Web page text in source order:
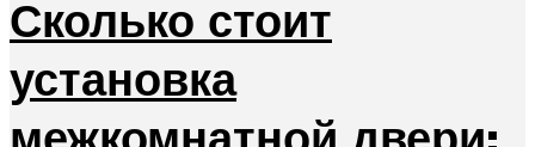
Сколько стоит
установка